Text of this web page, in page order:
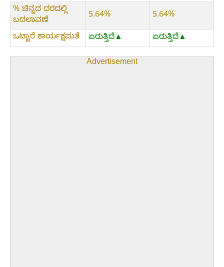
% ಚಿನ್ನದ ದರದಲ್ಲಿ
ಬದಲಾವಣೆ
5.64%
5.64%
ಒಟ್ಟಾರೆ ಕಾರ್ಯಕ್ಷಮತೆ
ಏರುತ್ತಿದೆ▲ ಏರುತ್ತಿದೆ▲
Advertisement